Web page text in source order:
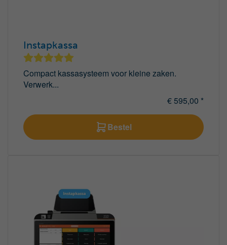
Instapkassa
Compact kassasysteem voor kleine zaken.
Verwerk...
€ 595,00 *
Bestel